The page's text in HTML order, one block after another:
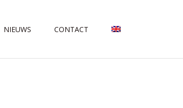
NIEUWS CONTACT